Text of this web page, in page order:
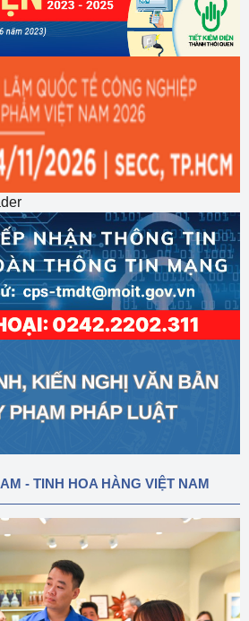
ngày 15/3/2024 của Chính phủ về
cụm công nghiệp
2026
- TINH HOA HÀNG VIỆT NAM